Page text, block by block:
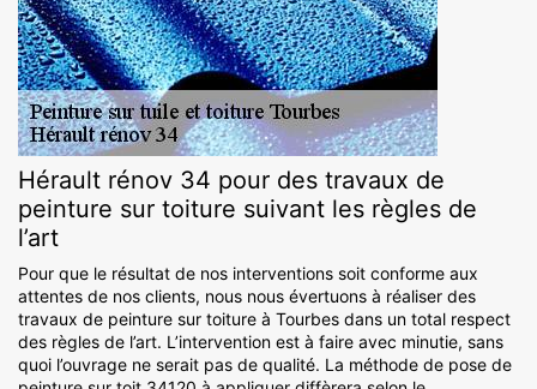
Hérault rénov 34 pour des travaux de
peinture sur toiture suivant les règles de
l’art
Pour que le résultat de nos interventions soit conforme aux
attentes de nos clients, nous nous évertuons à réaliser des
travaux de peinture sur toiture à Tourbes dans un total respect
des règles de l’art. L’intervention est à faire avec minutie, sans
quoi l’ouvrage ne serait pas de qualité. La méthode de pose de